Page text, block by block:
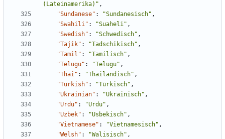
(Lateinamerika)" ,
"Sundanese" : "Sundanesisch" ,
"Swahili" : "Suaheli" ,
"Swedish" : "Schwedisch" ,
"Tajik" : "Tadschikisch" ,
"Tamil" : "Tamilisch" ,
"Telugu" : "Telugu" ,
"Thai" : "Thailändisch" ,
"Turkish" : "Türkisch" ,
"Ukrainian" : "Ukrainisch" ,
"Urdu" : "Urdu" ,
"Uzbek" : "Usbekisch" ,
"Vietnamese" : "Vietnamesisch" ,
"Welsh" : "Walisisch" ,